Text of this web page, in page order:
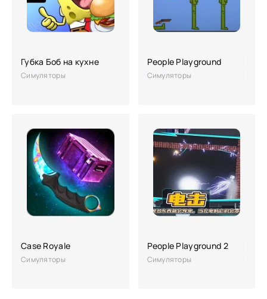
Губка Боб на кухне
Симуляторы
People Playground
Симуляторы
Case Royale
Симуляторы
People Playground 2
Симуляторы